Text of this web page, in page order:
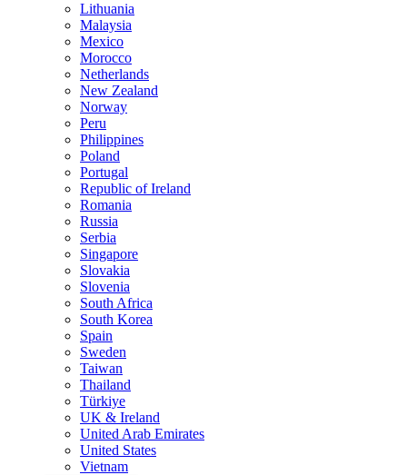
Lithuania
Malaysia
Mexico
Morocco
Netherlands
New Zealand
Norway
Peru
Philippines
Poland
Portugal
Republic of Ireland
Romania
Russia
Serbia
Singapore
Slovakia
Slovenia
South Africa
South Korea
Spain
Sweden
Taiwan
Thailand
Türkiye
UK & Ireland
United Arab Emirates
United States
Vietnam